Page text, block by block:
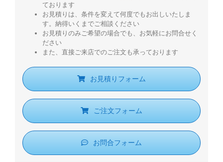
ております
お見積りは、条件を変えて何度でもお出しいたしま
す。納得いくまでご相談ください
お見積りのみご希望の場合でも、お気軽にお問合せく
ださい
また、直接ご来店でのご注文も承っております
お見積りフォーム
ご注文フォーム
お問合フォーム